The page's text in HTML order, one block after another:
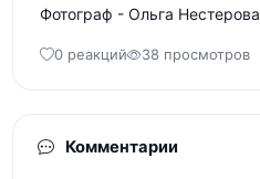
Фотограф - Ольга Нестерова
0 реакций 38 просмотров
Комментарии